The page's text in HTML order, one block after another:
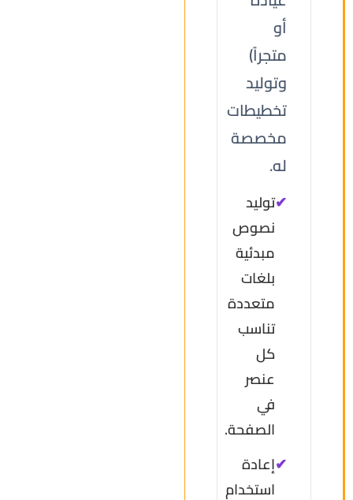
أو
متجراً)
وتوليد
تخطيطات
مخصصة
له.
✔توليد
نصوص
مبدئية
بلغات
متعددة
تناسب
كل
عنصر
في
الصفحة.
✔إعادة
استخدام